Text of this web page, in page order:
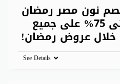
نون مصر رمضان
– وفر حتى 75% على جميع
خلال عروض رمضان!
See Details